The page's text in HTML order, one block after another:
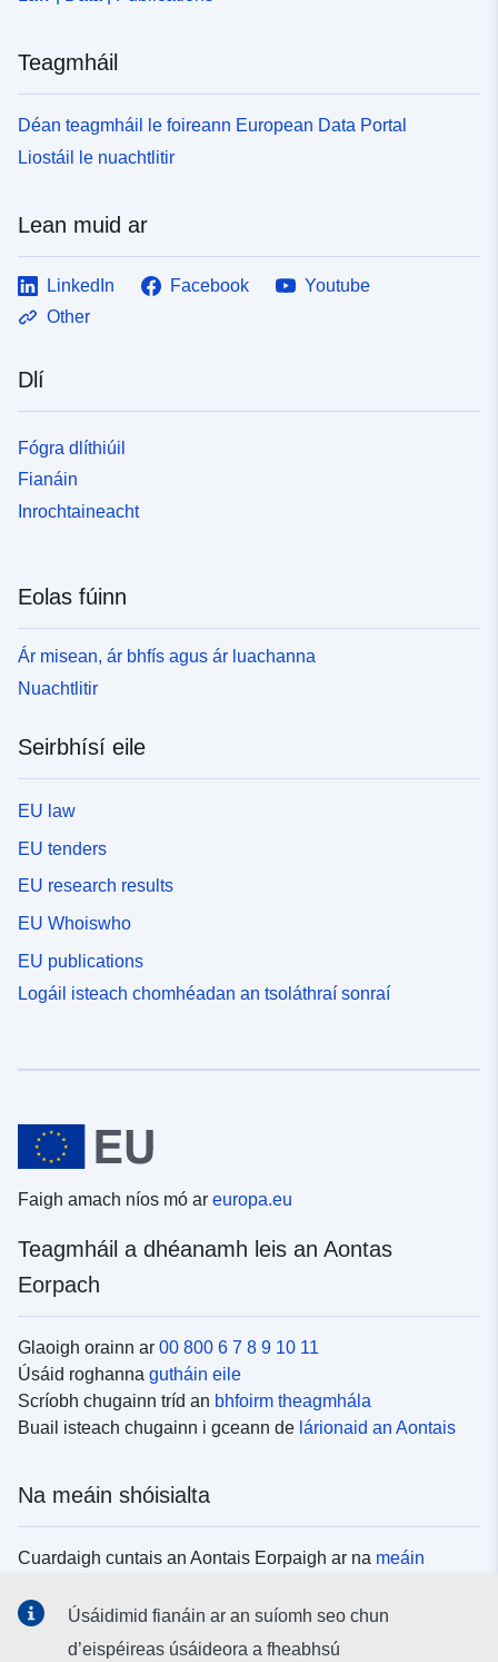
Teagmháil
Déan teagmháil le foireann European Data Portal
Liostáil le nuachtlitir
Lean muid ar
LinkedIn Facebook
Youtube
Other
Dlí
Fógra dlíthiúil
Fianáin
Inrochtaineacht
Eolas fúinn
Ár misean, ár bhfís agus ár luachanna
Nuachtlitir
Seirbhísí eile
EU law
EU tenders
EU research results
EU Whoiswho
EU publications
Logáil isteach chomhéadan an tsoláthraí sonraí
Faigh amach níos mó ar europa.eu
Teagmháil a dhéanamh leis an Aontas
Eorpach
Glaoigh orainn ar 00 800 6 7 8 9 10 11
Úsáid roghanna gutháin eile
Scríobh chugainn tríd an bhfoirm theagmhála
Buail isteach chugainn i gceann de lárionaid an Aontais
Na meáin shóisialta
Cuardaigh cuntais an Aontais Eorpaigh ar na meáin
Úsáidimid fianáin ar an suíomh seo chun
d’eispéireas úsáideora a fheabhsú